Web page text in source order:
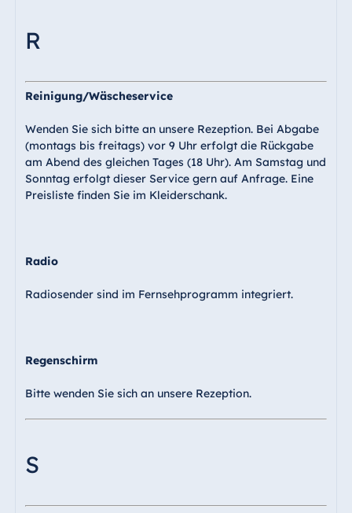
R
Reinigung/Wäscheservice
Wenden Sie sich bitte an unsere Rezeption. Bei Abgabe
(montags bis freitags) vor 9 Uhr erfolgt die Rückgabe
am Abend des gleichen Tages (18 Uhr). Am Samstag und
Sonntag erfolgt dieser Service gern auf Anfrage. Eine
Preisliste finden Sie im Kleiderschank.
Radio
Radiosender sind im Fernsehprogramm integriert.
Regenschirm
Bitte wenden Sie sich an unsere Rezeption.
S